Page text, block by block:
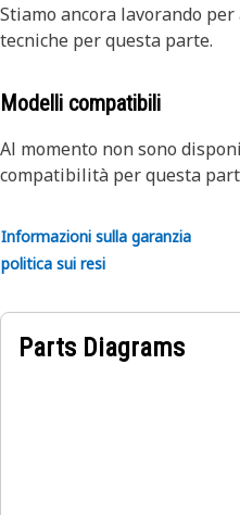
Stiamo ancora lavorando
tecniche per questa parte.
Modelli compatibili
Al momento non sono
compatibilità per questa
Informazioni sulla garanzia
politica sui resi
Parts Diagrams